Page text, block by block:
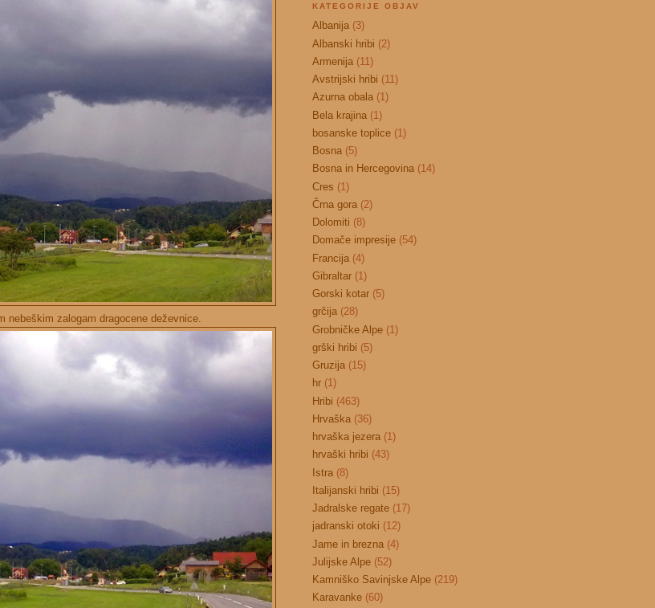
nebeškim zalogam dragocene deževnice.
KATEGORIJE OBJAV
Albanija (3)
Albanski hribi (2)
Armenija (11)
Avstrijski hribi (11)
Azurna obala (1)
Bela krajina (1)
bosanske toplice (1)
Bosna (5)
Bosna in Hercegovina (14)
Cres (1)
Črna gora (2)
Dolomiti (8)
Domače impresije (54)
Francija (4)
Gibraltar (1)
Gorski kotar (5)
grčija (28)
Grobničke Alpe (1)
grški hribi (5)
Gruzija (15)
hr (1)
Hribi (463)
Hrvaška (36)
hrvaška jezera (1)
hrvaški hribi (43)
Istra (8)
Italijanski hribi (15)
Jadralske regate (17)
jadranski otoki (12)
Jame in brezna (4)
Julijske Alpe (52)
Kamniško Savinjske Alpe (219)
Karavanke (60)